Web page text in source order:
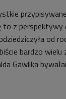
z
od
bardzo
Gawlika